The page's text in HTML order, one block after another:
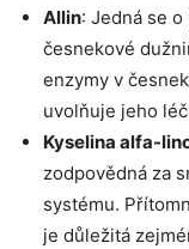
Allin:​ Jedná se
česnekové
enzymy v
uvolňuje ‍jeho
Kyselina alfa-
zodpovědná‍ za
systému.
je​ důležitá